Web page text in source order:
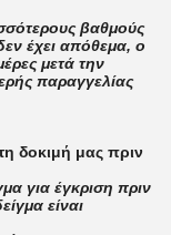
βαθμούς
έχει απόθεμα, ο
μετά την
παραγγελίας
δοκιμή μας πριν
για έγκριση πριν
είναι